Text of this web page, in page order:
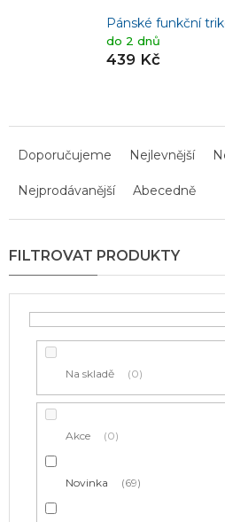
Pánské funkční
do 2 dnů
439 Kč
p
r
o
Doporučujeme Nejlevnější
Nejprodávanější Abecedně
Na skladě 0
Akce 0
Novinka 69